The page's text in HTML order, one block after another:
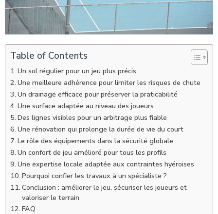
Table of Contents
Un sol régulier pour un jeu plus précis
Une meilleure adhérence pour limiter les risques de chute
Un drainage efficace pour préserver la praticabilité
Une surface adaptée au niveau des joueurs
Des lignes visibles pour un arbitrage plus fiable
Une rénovation qui prolonge la durée de vie du court
Le rôle des équipements dans la sécurité globale
Un confort de jeu amélioré pour tous les profils
Une expertise locale adaptée aux contraintes hyéroises
Pourquoi confier les travaux à un spécialiste ?
Conclusion : améliorer le jeu, sécuriser les joueurs et
valoriser le terrain
FAQ